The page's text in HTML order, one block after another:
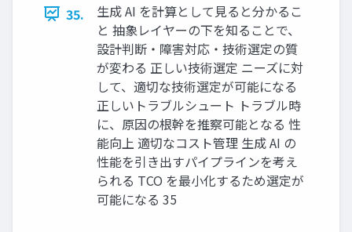
35.
生成 AI を計算として見ると分かるこ
と 抽象レイヤーの下を知ることで、
設計判断・障害対応・技術選定の質
が変わる 正しい技術選定 ニーズに対
して、適切な技術選定が可能になる
正しいトラブルシュート トラブル時
に、原因の根幹を推察可能となる 性
能向上 適切なコスト管理 生成 AI の
性能を引き出すパイプラインを考え
られる TCO を最小化するため選定が
可能になる 35